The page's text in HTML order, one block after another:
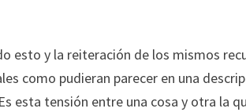
esto y la reiteración de los mismos
como pudieran parecer en una
esta tensión entre una cosa y otra la